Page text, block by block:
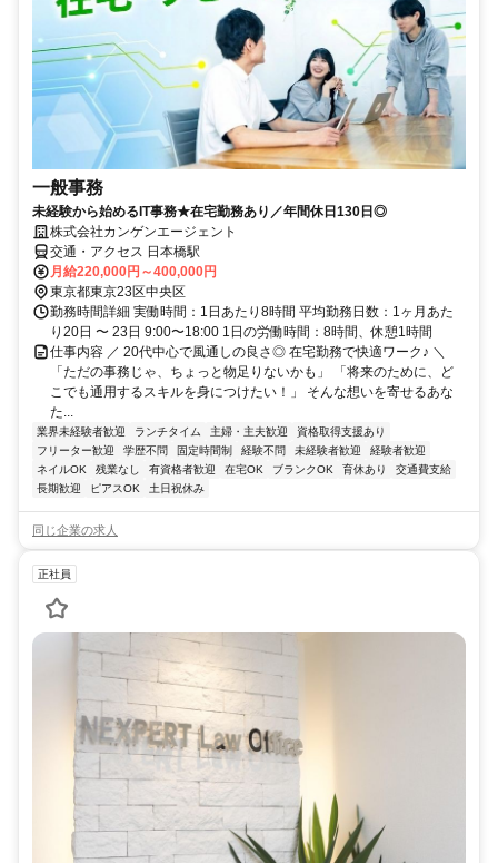
一般事務
未経験から始めるIT事務★在宅勤務あり／年間休日130日◎
株式会社カンゲンエージェント
交通・アクセス 日本橋駅
月給220,000円～400,000円
東京都東京23区中央区
勤務時間詳細 実働時間：1日あたり8時間 平均勤務日数：1ヶ月あた
り20日 〜 23日 9:00〜18:00 1日の労働時間：8時間、休憩1時間
仕事内容 ／ 20代中心で風通しの良さ◎ 在宅勤務で快適ワーク♪ ＼
「ただの事務じゃ、ちょっと物足りないかも」 「将来のために、ど
こでも通用するスキルを身につけたい！」 そんな想いを寄せるあな
た...
業界未経験者歓迎 ランチタイム 主婦・主夫歓迎
資格取得支援あり
フリーター歓迎
学歴不問 固定時間制 経験不問 未経験者歓迎
経験者歓迎
ネイルOK
残業なし 有資格者歓迎 在宅OK ブランクOK 育休あり
交通費支給
長期歓迎
ピアスOK 土日祝休み
同じ企業の求人
正社員